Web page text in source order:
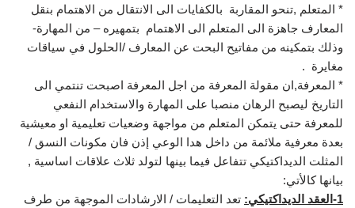
* المتعلم ,تنحو المقاربة بالكفايات الى الانتقال من الاهتمام بنقل
المعارف جاهزة الى المتعلم الى الاهتمام بتمهيره – من المهارة-
وذلك بتمكينه من مفاتيح البحت عن المعارف /الحلول في سياقات
مغايرة .
* المعرفة,ان مقولة المعرفة من اجل المعرفة اصبحت تنتمي الى
التاريخ ليصبح الرهان منصبا على المهارة والاستخدام النفعي
للمعرفة حتى يتمكن المتعلم من مواجهة وضعيات تعليمية او معيشية
بعدة معرفية ملائمة من داخل هدا الوعي إذن فان مكونات النسق /
المثلت الديداكتيكي تتفاعل فيما بينها لتولد ثلاث علاقات اساسية ,
بيانها كالأتي:
1-العقد الديداكتيكي:
تعد التعليمات / الارشادات الموجهة من طرف